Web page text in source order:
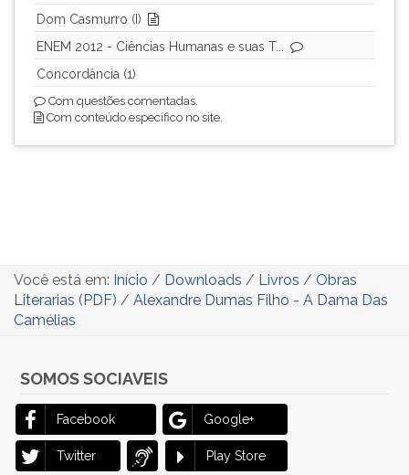
Dom Casmurro (I)
ENEM 2012 - Ciências Humanas e suas T...
Concordância (1)
Com questões comentadas.
Com conteúdo específico no site.
Você está em: Início / Downloads / Livros / Obras
Literarias (PDF) / Alexandre Dumas Filho - A Dama Das
Camélias
SOMOS SOCIAVEIS
Facebook Google+
Twitter Play Store